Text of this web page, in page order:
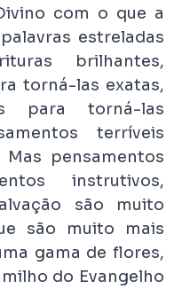
com o que a
estreladas
brilhantes,
torná-las exatas,
para torná-las
terríveis
pensamentos
instrutivos,
são muito
são muito mais
gama de flores,
do Evangelho